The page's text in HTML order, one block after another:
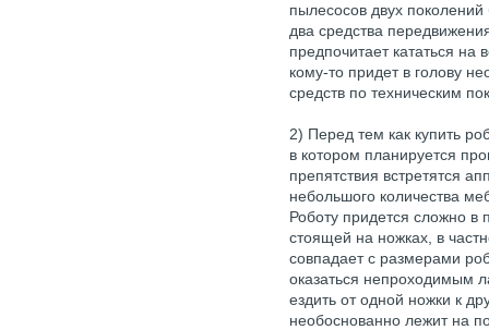
пылесосов двух
два средства
предпочитает кататься на
кому-то придет в голову
средств по техническим
2) Перед тем как купить
в котором планируется
препятствия встретятся
небольшого количества
Роботу придется сложно
стоящей на ножках, в
совпадает с размерами
оказаться непроходимым
ездить от одной ножки к
необоснованно лежит на